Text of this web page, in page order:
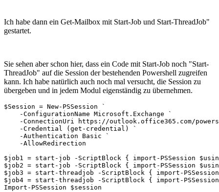
Ich habe dann ein Get-Mailbox mit Start-Job und Start-ThreadJob"
gestartet.
Sie sehen aber schon hier, dass ein Code mit Start-Job noch "Start-
ThreadJob" auf die Session der bestehenden Powershell zugreifen
kann. Ich habe natürlich auch noch mal versucht, die Session zu
übergeben und in jedem Modul eigenständig zu übernehmen.
$Session = New-PSSession `
    -ConfigurationName Microsoft.Exchange `
-ConnectionUri https://outlook.office365.com/
    -Credential (get-credential) `
    -Authentication Basic `
    -AllowRedirection
$job1 = start-job -ScriptBlock { import-PSSession
$job2 = start-job -ScriptBlock { import-PSSession
$job3 = start-threadjob -ScriptBlock { import-
$job4 = start-threadjob -ScriptBlock { import-
Import-PSSession $session